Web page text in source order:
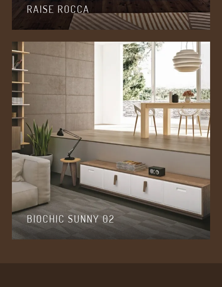
RAISE ROCCA
BIOCHIC SUNNY 02